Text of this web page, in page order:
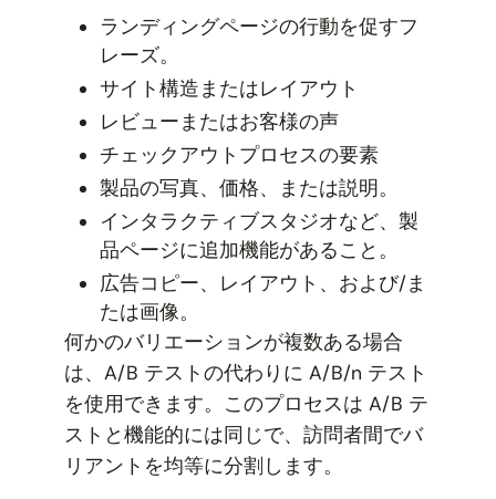
ランディングページの行動を促すフ
レーズ。
サイト構造またはレイアウト
レビューまたはお客様の声
チェックアウトプロセスの要素
製品の写真、価格、または説明。
インタラクティブスタジオなど、製
品ページに追加機能があること。
広告コピー、レイアウト、および/ま
たは画像。
何かのバリエーションが複数ある場合
は、A/B テストの代わりに A/B/n テスト
を使用できます。このプロセスは A/B テ
ストと機能的には同じで、訪問者間でバ
リアントを均等に分割します。